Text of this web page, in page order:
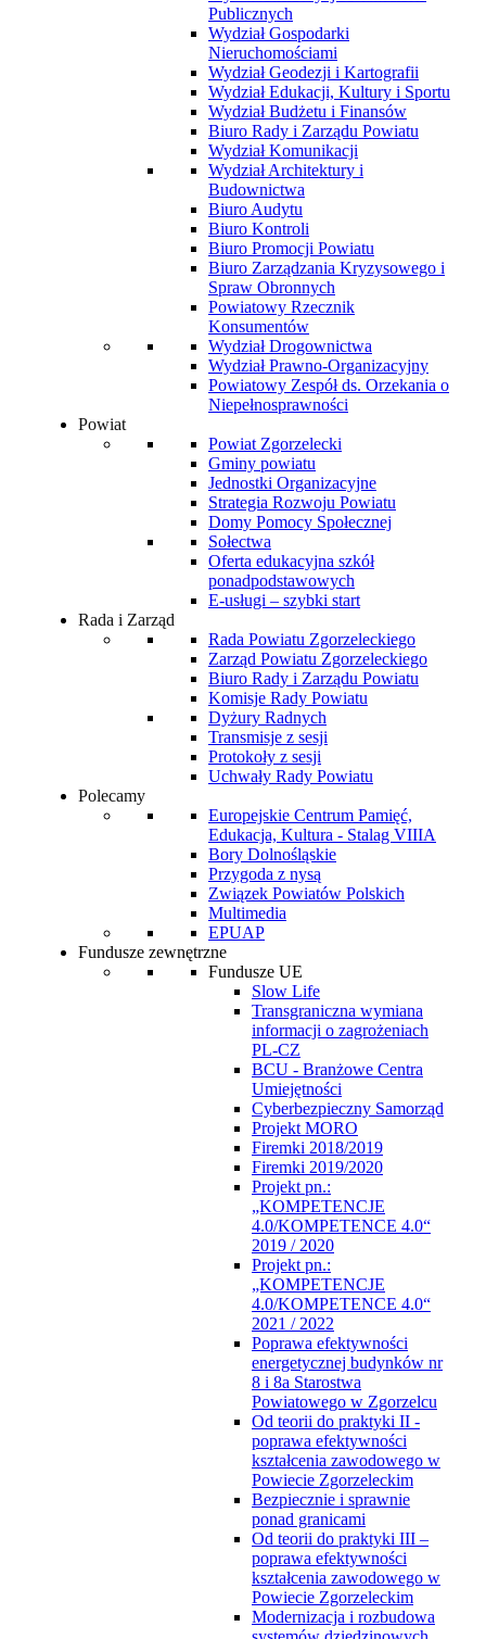
Publicznych
Wydział Gospodarki
Nieruchomościami
Wydział Geodezji i Kartografii
Wydział Edukacji, Kultury i Sportu
Wydział Budżetu i Finansów
Biuro Rady i Zarządu Powiatu
Wydział Komunikacji
Wydział Architektury i
Budownictwa
Biuro Audytu
Biuro Kontroli
Biuro Promocji Powiatu
Biuro Zarządzania Kryzysowego i
Spraw Obronnych
Powiatowy Rzecznik
Konsumentów
Wydział Drogownictwa
Wydział Prawno-Organizacyjny
Powiatowy Zespół ds. Orzekania o
Niepełnosprawności
Powiat
Powiat Zgorzelecki
Gminy powiatu
Jednostki Organizacyjne
Strategia Rozwoju Powiatu
Domy Pomocy Społecznej
Sołectwa
Oferta edukacyjna szkół
ponadpodstawowych
E-usługi – szybki start
Rada i Zarząd
Rada Powiatu Zgorzeleckiego
Zarząd Powiatu Zgorzeleckiego
Biuro Rady i Zarządu Powiatu
Komisje Rady Powiatu
Dyżury Radnych
Transmisje z sesji
Protokoły z sesji
Uchwały Rady Powiatu
Polecamy
Europejskie Centrum Pamięć,
Edukacja, Kultura - Stalag VIIIA
Bory Dolnośląskie
Przygoda z nysą
Związek Powiatów Polskich
Multimedia
EPUAP
Fundusze zewnętrzne
Fundusze UE
Slow Life
Transgraniczna wymiana
informacji o zagrożeniach
PL-CZ
BCU - Branżowe Centra
Umiejętności
Cyberbezpieczny Samorząd
Projekt MORO
Firemki 2018/2019
Firemki 2019/2020
Projekt pn.:
„KOMPETENCJE
4.0/KOMPETENCE 4.0“
2019 / 2020
Projekt pn.:
„KOMPETENCJE
4.0/KOMPETENCE 4.0“
2021 / 2022
Poprawa efektywności
energetycznej budynków nr
8 i 8a Starostwa
Powiatowego w Zgorzelcu
Od teorii do praktyki II -
poprawa efektywności
kształcenia zawodowego w
Powiecie Zgorzeleckim
Bezpiecznie i sprawnie
ponad granicami
Od teorii do praktyki III –
poprawa efektywności
kształcenia zawodowego w
Powiecie Zgorzeleckim
Modernizacja i rozbudowa